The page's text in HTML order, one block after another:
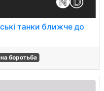
танки ближче до
боротьба